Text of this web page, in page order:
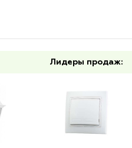
Лидеры продаж: